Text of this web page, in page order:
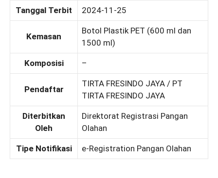
Tanggal Terbit 2024-11-25
Kemasan
Botol Plastik PET (600 ml dan
1500 ml)
Komposisi –
Pendaftar
TIRTA FRESINDO JAYA / PT
TIRTA FRESINDO JAYA
Diterbitkan
Oleh
Direktorat Registrasi Pangan
Olahan
Tipe Notifikasi e-Registration Pangan Olahan